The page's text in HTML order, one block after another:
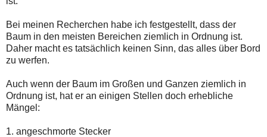
Bei meinen Recherchen habe ich festgestellt, dass der
Baum in den meisten Bereichen ziemlich in Ordnung ist.
Daher macht es tatsächlich keinen Sinn, das alles über Bord
zu werfen.
Auch wenn der Baum im Großen und Ganzen ziemlich in
Ordnung ist, hat er an einigen Stellen doch erhebliche
Mängel:
1. angeschmorte Stecker